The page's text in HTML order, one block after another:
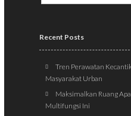
Recent Posts
Tren Perawatan
Masyarakat Urban
Maksimalkan Ruang
Multifungsi Ini